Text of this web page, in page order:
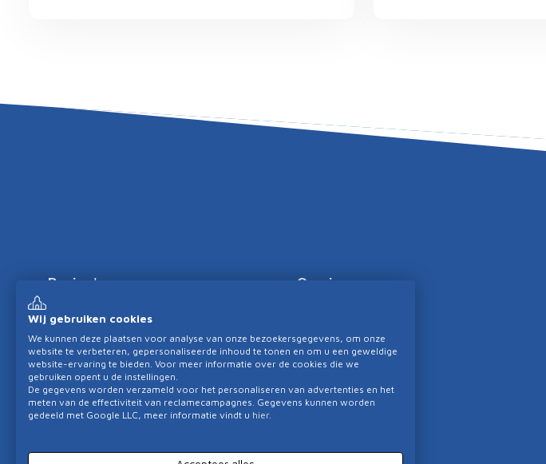
Pagina's
Bouwnieuws
Overig
Wij gebruiken cookies
We kunnen deze plaatsen voor analyse van onze bezoekersgegevens, om onze
website te verbeteren, gepersonaliseerde inhoud te tonen en om u een geweldige
website-ervaring te bieden. Voor meer informatie over de cookies die we
gebruiken opent u de instellingen.
De gegevens worden verzameld voor het personaliseren van advertenties en het
meten van de effectiviteit van reclamecampagnes. Gegevens kunnen worden
gedeeld met Google LLC, meer informatie vindt u hier.